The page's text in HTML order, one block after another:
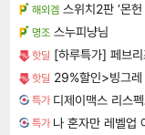
해외겜 스위치2판 ‘몬
명조 스누피냥님
핫딜 [하루특가] 페브
핫딜 29%할인>빙그레 아
특가
특가